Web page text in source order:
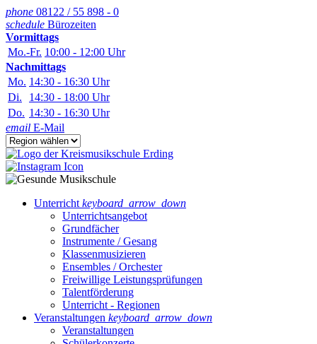
phone 08122 / 55 898 - 0
schedule Bürozeiten
Vormittags
Mo.-Fr. 10:00 - 12:00 Uhr
Nachmittags
Mo. 14:30 - 16:30 Uhr
Di.
14:30 - 18:00 Uhr
Do. 14:30 - 16:30 Uhr
email E-Mail
Unterricht keyboard_arrow_down
Unterrichts­angebot
Grundfächer
Instrumente / Gesang
Klassenmusizieren
Ensembles / Orchester
Freiwillige Leistungsprüfungen
Talentförderung
Unterricht - Regionen
Veranstaltungen keyboard_arrow_down
Veranstaltungen